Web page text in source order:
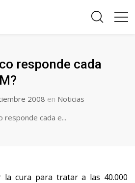
responde cada
2008 en Noticias
responde cada e...
la cura para tratar a las 40.000